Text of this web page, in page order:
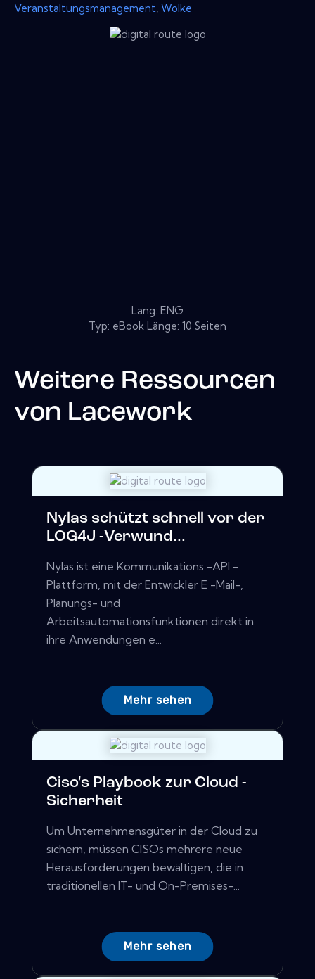
Veranstaltungsmanagement Wolke
Lang: ENG
Typ: eBook Länge: 10 Seiten
Weitere Ressourcen
von Lacework
Nylas schützt schnell vor der
LOG4J -Verwund...
Nylas ist eine Kommunikations -API -
Plattform, mit der Entwickler E -Mail-,
Planungs- und
Arbeitsautomationsfunktionen direkt in
ihre Anwendungen e...
Mehr sehen
Ciso's Playbook zur Cloud -
Sicherheit
Um Unternehmensgüter in der Cloud zu
sichern, müssen CISOs mehrere neue
Herausforderungen bewältigen, die in
traditionellen IT- und On-Premises-...
Mehr sehen